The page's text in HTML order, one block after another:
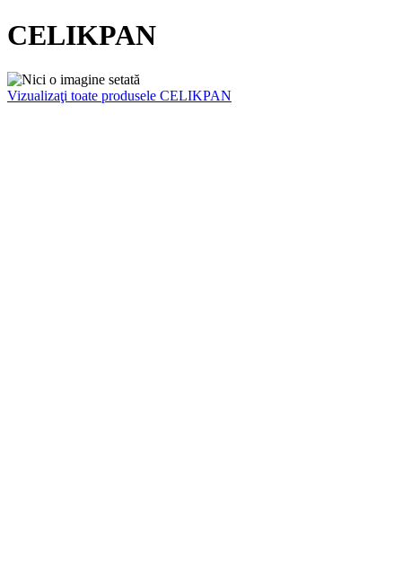
CELIKPAN
Vizualizaţi toate produsele CELIKPAN